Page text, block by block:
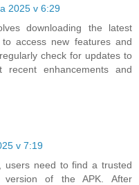
2025 v 6:29
downloading the latest
access new features and
check for updates to
enhancements and
v 7:19
, users need to find a trusted
of the APK. After